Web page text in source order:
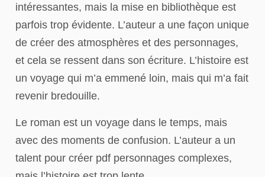
intéressantes, mais la mise en bibliothèque est
parfois trop évidente. L’auteur a une façon unique
de créer des atmosphères et des personnages,
et cela se ressent dans son écriture. L’histoire est
un voyage qui m’a emmené loin, mais qui m’a fait
revenir bredouille.
Le roman est un voyage dans le temps, mais
avec des moments de confusion. L’auteur a un
talent pour créer pdf personnages complexes,